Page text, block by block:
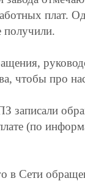
плат.
получили.
чтобы про
записали
(по
в Сети